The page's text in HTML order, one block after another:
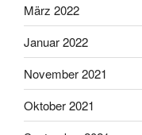
März 2022
Januar 2022
November 2021
Oktober 2021